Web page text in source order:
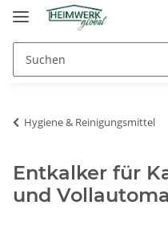
Hygiene & Reinigungsmittel
Entkalker für
und